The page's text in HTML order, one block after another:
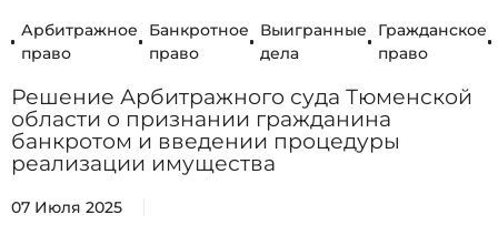
Арбитражное
право
Банкротное
право
Выигранные
дела
Гражданское
право
Решение Арбитражного суда Тюменской
области о признании гражданина
банкротом и введении процедуры
реализации имущества
07 Июля 2025